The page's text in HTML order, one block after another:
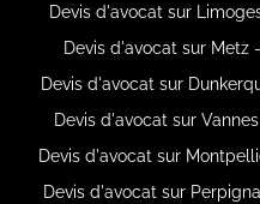
Devis d'avocat sur
Devis d'avocat sur Metz
Devis d'avocat sur
Devis d'avocat sur
Devis d'avocat sur
Devis d'avocat sur